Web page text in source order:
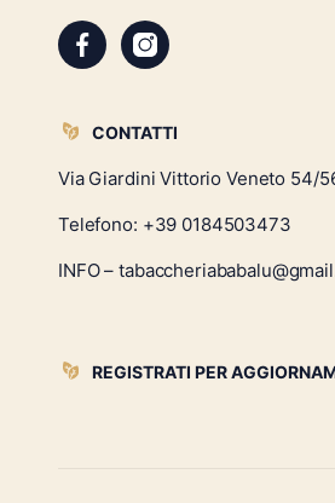
CONTATTI
Via Giardini Vittorio Veneto 54/
Telefono: +39 0184503473
INFO –
REGISTRATI PER